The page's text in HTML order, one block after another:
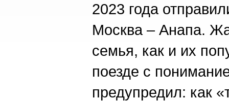
2023 года
Москва – Анапа.
семья, как и их
поезде с
предупредил: как